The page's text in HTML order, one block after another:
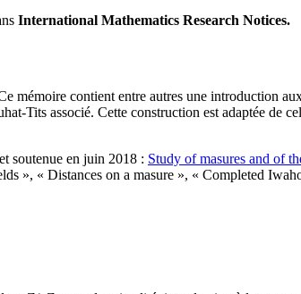
International Mathematics Research Notices.
mémoire contient entre autres une introduction
Tits associé. Cette construction est adaptée de
soutenue en juin 2018 : Study of masures and of
», « Distances on a masure », « Completed